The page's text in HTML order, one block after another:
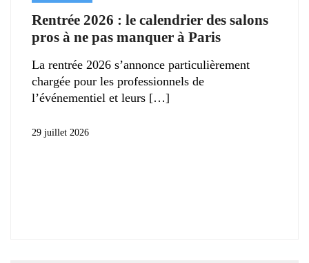
Rentrée 2026 : le calendrier des salons
pros à ne pas manquer à Paris
La rentrée 2026 s’annonce particulièrement
chargée pour les professionnels de
l’événementiel et leurs
29 juillet 2026